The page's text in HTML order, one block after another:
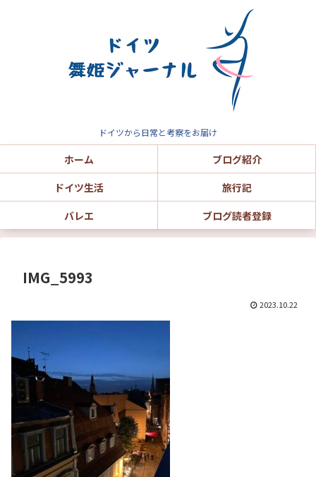
ドイツから日常と考察をお届け
ホーム
ブログ紹介
ドイツ生活
旅行記
バレエ
ブログ読者登録
IMG_5993
2023.10.22